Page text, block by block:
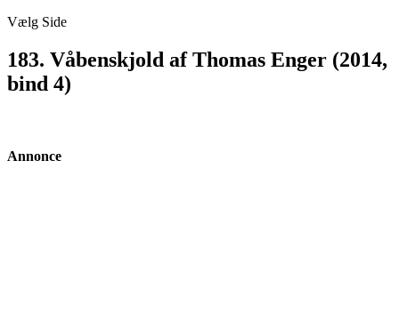
Vælg Side
183. Våbenskjold af Thomas Enger (2014,
bind 4)
Annonce